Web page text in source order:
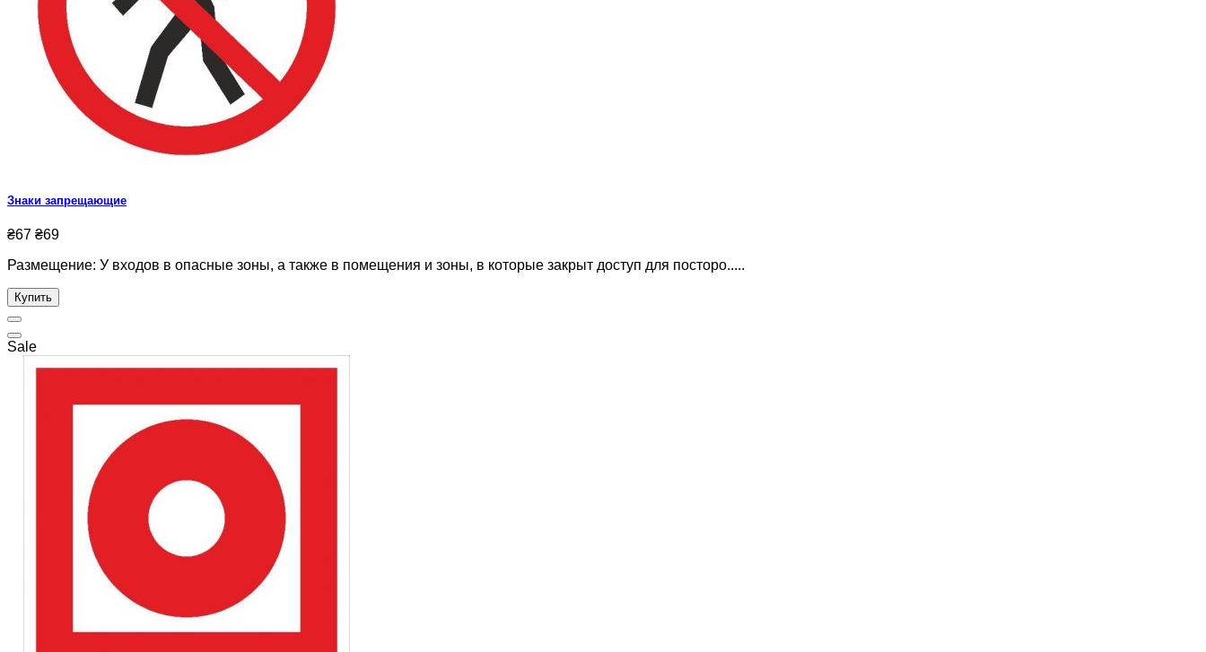
Знаки запрещающие
₴67 ₴69
Размещение: У входов в опасные зоны, а также в помещения и зоны, в которые закрыт доступ для посторо.....
Купить
Sale